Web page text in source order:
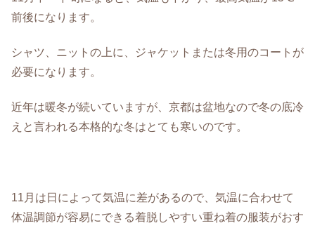
前後になります。
シャツ、ニットの上に、ジャケットまたは冬用のコートが
必要になります。
近年は暖冬が続いていますが、京都は盆地なので冬の底冷
えと言われる本格的な冬はとても寒いのです。
11月は日によって気温に差があるので、気温に合わせて
体温調節が容易にできる着脱しやすい重ね着の服装がおす